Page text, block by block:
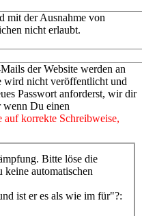
mit der Ausnahme von
nicht erlaubt.
der Website werden an
wird nicht veröffentlicht und
Passwort anforderst, wir dir
wenn Du einen
auf korrekte Schreibweise,
Bitte löse die
keine automatischen
ist er es als wie im für"?: